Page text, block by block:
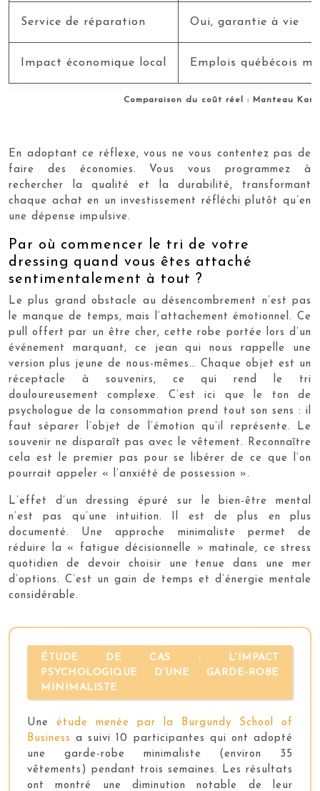
Comparaison du coût réel : Manteau
Service de réparation Oui, garantie à vie
Impact économique local Emplois québécois
En adoptant ce réflexe, vous ne vous contentez pas de
faire des économies. Vous vous programmez à
rechercher la qualité et la durabilité, transformant
chaque achat en un investissement réfléchi plutôt qu’en
une dépense impulsive.
Par où commencer le tri de votre
dressing quand vous êtes attaché
sentimentalement à tout ?
Le plus grand obstacle au désencombrement n’est pas
le manque de temps, mais l’attachement émotionnel. Ce
pull offert par un être cher, cette robe portée lors d’un
événement marquant, ce jean qui nous rappelle une
version plus jeune de nous-mêmes… Chaque objet est un
réceptacle à souvenirs, ce qui rend le tri
douloureusement complexe. C’est ici que le ton de
psychologue de la consommation prend tout son sens : il
faut séparer l’objet de l’émotion qu’il représente. Le
souvenir ne disparaît pas avec le vêtement. Reconnaître
cela est le premier pas pour se libérer de ce que l’on
pourrait appeler « l’anxiété de possession ».
L’effet d’un dressing épuré sur le bien-être mental
n’est pas qu’une intuition. Il est de plus en plus
documenté. Une approche minimaliste permet de
réduire la « fatigue décisionnelle » matinale, ce stress
quotidien de devoir choisir une tenue dans une mer
d’options. C’est un gain de temps et d’énergie mentale
considérable.
ÉTUDE DE CAS : L’IMPACT
PSYCHOLOGIQUE D’UNE GARDE-ROBE
MINIMALISTE
Une étude menée par la Burgundy School of
Business a suivi 10 participantes qui ont adopté
une garde-robe minimaliste (environ 35
vêtements) pendant trois semaines. Les résultats
ont montré une diminution notable de leur